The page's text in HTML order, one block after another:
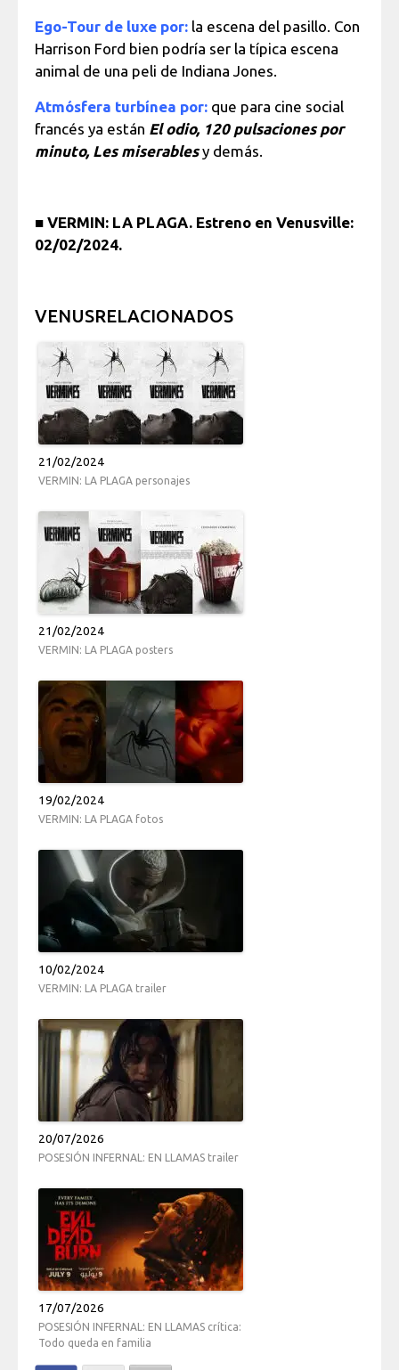
Ego-Tour de luxe por: la escena del pasillo. Con
Harrison Ford bien podría ser la típica escena
animal de una peli de Indiana Jones.
Atmósfera turbínea por: que para cine social
francés ya están El odio, 120 pulsaciones por
minuto, Les miserablesy demás.
■ VERMIN: LA PLAGA. Estreno en Venusville:
02/02/2024.
VENUSRELACIONADOS
21/02/2024
VERMIN: LA PLAGA personajes
21/02/2024
VERMIN: LA PLAGA posters
19/02/2024
VERMIN: LA PLAGA fotos
10/02/2024
VERMIN: LA PLAGA trailer
20/07/2026
POSESIÓN INFERNAL: EN LLAMAS trailer
17/07/2026
POSESIÓN INFERNAL: EN LLAMAS crítica:
Todo queda en familia